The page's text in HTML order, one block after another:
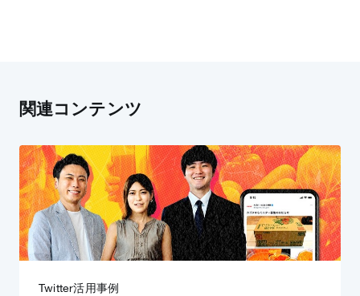
関連コンテンツ
Twitter活用事例